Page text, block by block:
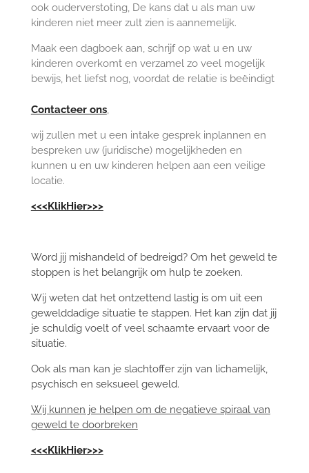
ook ouderverstoting, De kans dat u als man uw
kinderen niet meer zult zien is aannemelijk.
Maak een dagboek aan, schrijf op wat u en uw
kinderen overkomt en verzamel zo veel mogelijk
bewijs, het liefst nog, voordat de relatie is beëindigt
Contacteer ons,
wij zullen met u een intake gesprek inplannen en
bespreken uw (juridische) mogelijkheden en
kunnen u en uw kinderen helpen aan een veilige
locatie.
<<<KlikHier>>>
Word jij mishandeld of bedreigd? Om het geweld te
stoppen is het belangrijk om hulp te zoeken.
Wij weten dat het ontzettend lastig is om uit een
gewelddadige situatie te stappen. Het kan zijn dat jij
je schuldig voelt of veel schaamte ervaart voor de
situatie.
Ook als man kan je slachtoffer zijn van lichamelijk,
psychisch en seksueel geweld.
Wij kunnen je helpen om de negatieve spiraal van
geweld te doorbreken
<<<KlikHier>>>